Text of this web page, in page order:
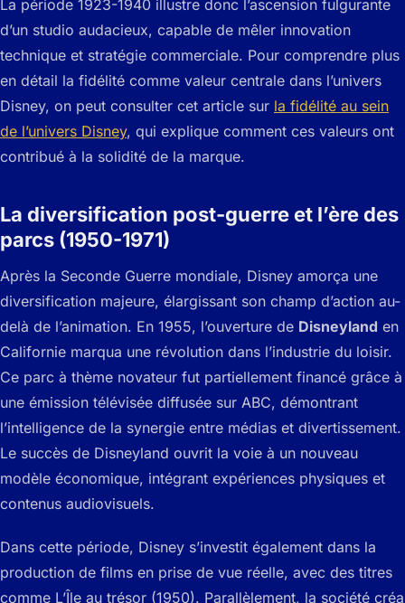
La période 1923-1940 illustre donc l’ascension fulgurante
d’un studio audacieux, capable de mêler innovation
technique et stratégie commerciale. Pour comprendre plus
en détail la fidélité comme valeur centrale dans l’univers
Disney, on peut consulter cet article sur la fidélité au sein
de l’univers Disney, qui explique comment ces valeurs ont
contribué à la solidité de la marque.
La diversification post-guerre et l’ère des
parcs (1950-1971)
Après la Seconde Guerre mondiale, Disney amorça une
diversification majeure, élargissant son champ d’action au-
delà de l’animation. En 1955, l’ouverture de Disneyland en
Californie marqua une révolution dans l’industrie du loisir.
Ce parc à thème novateur fut partiellement financé grâce à
une émission télévisée diffusée sur ABC, démontrant
l’intelligence de la synergie entre médias et divertissement.
Le succès de Disneyland ouvrit la voie à un nouveau
modèle économique, intégrant expériences physiques et
contenus audiovisuels.
Dans cette période, Disney s’investit également dans la
production de films en prise de vue réelle, avec des titres
comme L’Île au trésor (1950). Parallèlement, la société créa